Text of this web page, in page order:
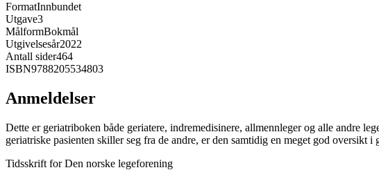
FormatInnbundet
Utgave3
MålformBokmål
Utgivelsesår2022
Antall sider464
ISBN9788205534803
Anmeldelser
Dette er geriatriboken både geriatere, indremedisinere, allmennleger og alle andre
geriatriske pasienten skiller seg fra de andre, er den samtidig en meget god oversikt
Tidsskrift for Den norske legeforening